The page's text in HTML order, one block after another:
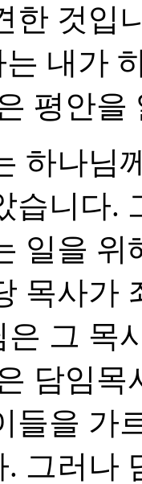
한 것입
내가
평안
하나님
습니다.
일을
목사가
은 그 목
담임
들을 가
. 그러나